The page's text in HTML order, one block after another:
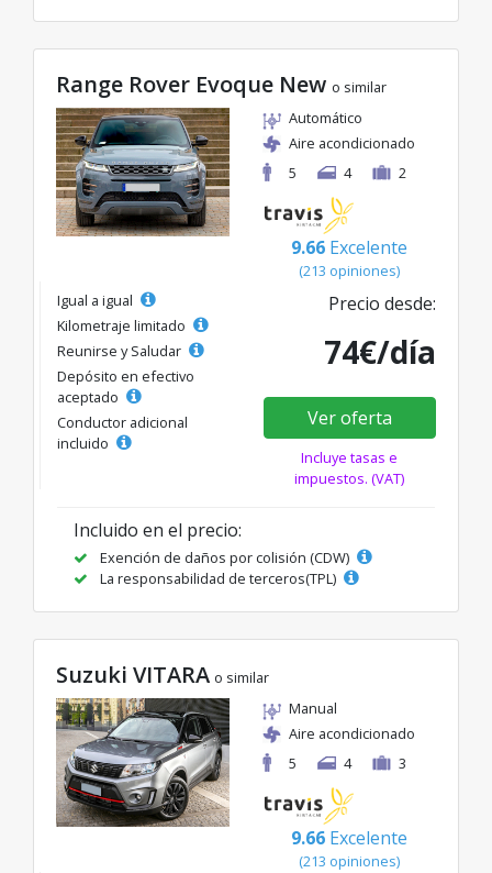
Range Rover Evoque New o similar
Automático
Aire acondicionado
5
4 2
9.66 Excelente
(213 opiniones)
Igual a igual
Kilometraje limitado
Reunirse y Saludar
Depósito en efectivo
aceptado
Conductor adicional
incluido
Precio desde:
74€/día
Ver oferta
Incluye tasas e
impuestos. (VAT)
Incluido en el precio:
Exención de daños por colisión (CDW)
La responsabilidad de terceros(TPL)
Suzuki VITARA o similar
Manual
Aire acondicionado
5
4 3
9.66 Excelente
(213 opiniones)